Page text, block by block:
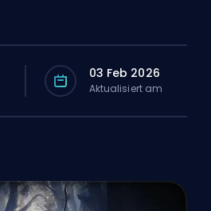
03 Feb 2026
Aktualisiert am